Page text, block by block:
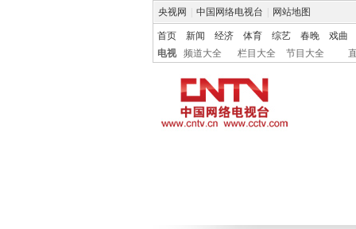
央视网 中国网络电视台 网站地图
首页 新闻 经济 体育 综艺 春晚
戏曲
电视
频道大全 栏目大全 节目大全